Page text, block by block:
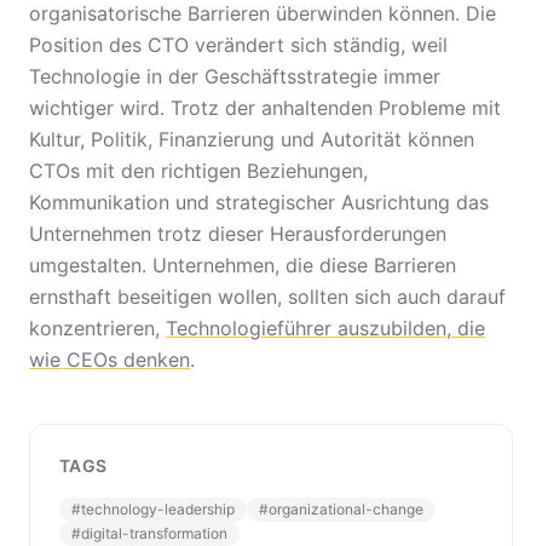
organisatorische Barrieren überwinden können. Die
Position des CTO verändert sich ständig, weil
Technologie in der Geschäftsstrategie immer
wichtiger wird. Trotz der anhaltenden Probleme mit
Kultur, Politik, Finanzierung und Autorität können
CTOs mit den richtigen Beziehungen,
Kommunikation und strategischer Ausrichtung das
Unternehmen trotz dieser Herausforderungen
umgestalten. Unternehmen, die diese Barrieren
ernsthaft beseitigen wollen, sollten sich auch darauf
konzentrieren, Technologieführer auszubilden, die
wie CEOs denken.
TAGS
#technology-leadership #organizational-change
#digital-transformation